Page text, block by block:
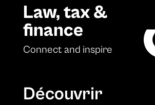
Law, tax &
finance
Connect and inspire
Découvrir